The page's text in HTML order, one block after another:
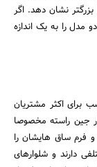
نشان دهد. اگر
مدل را به یک اندازه
برای اکثر مشتریان
جین راسته مخصوصا
و فرم ساق هایشان را
دارند و شلوارهای